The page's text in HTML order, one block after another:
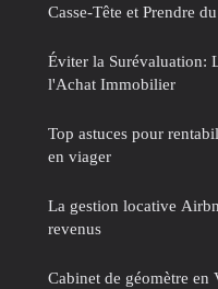
Casse-Tête et Prendre
Éviter la Surévaluation:
l'Achat Immobilier
Top astuces pour
en viager
La gestion locative
revenus
Cabinet de géomètre en